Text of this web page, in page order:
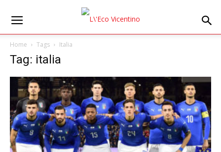
Home Tags Italia
Tag: italia